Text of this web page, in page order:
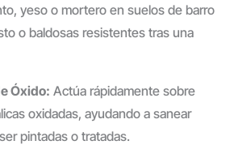
yeso o mortero en suelos de barro
o baldosas resistentes tras una
Óxido: Actúa rápidamente sobre
oxidadas, ayudando a sanear
pintadas o tratadas.